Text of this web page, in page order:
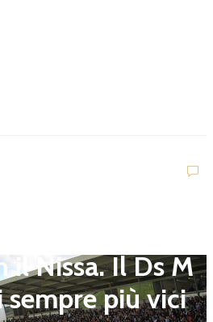
sosta: Busat
il Nissa. Il Ds M
sempre più vici